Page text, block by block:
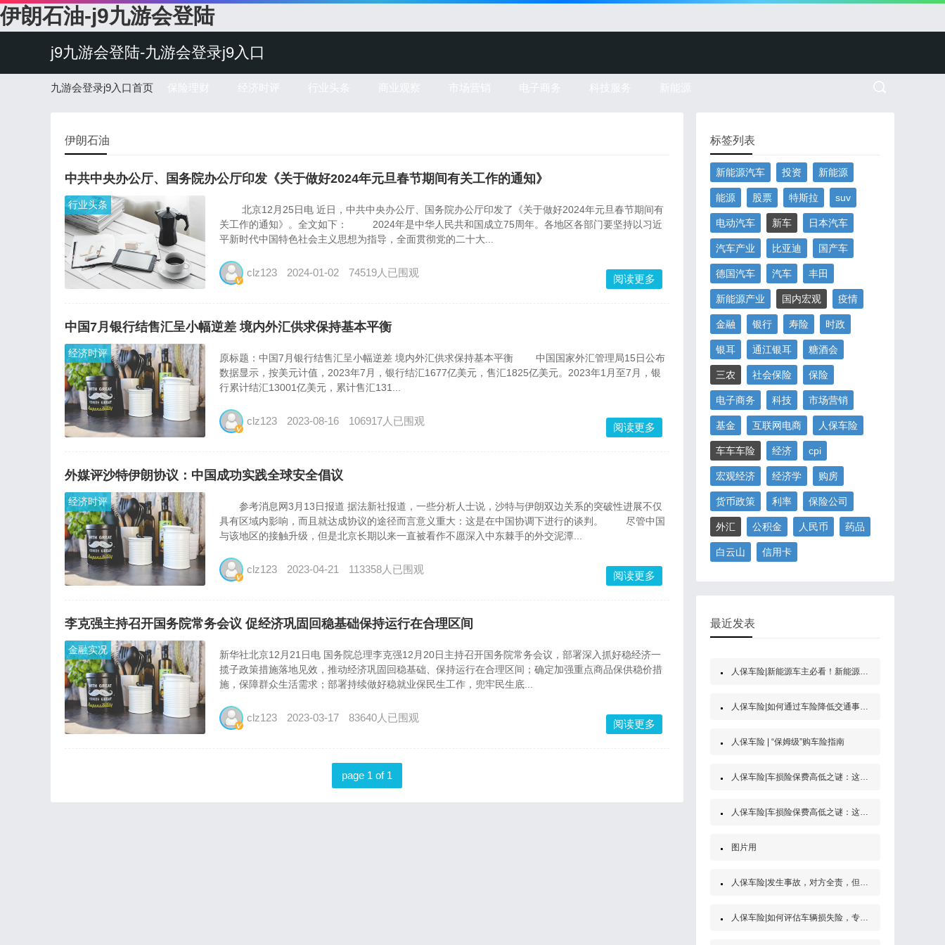
伊朗石油-j9九游会登陆
j9九游会登陆-九游会登录j9入口
九游会登录j9入口首页
伊朗石油
中共中央办公厅、国务院办公厅印发《关于做好2024年元旦春节期间有关工作的通知》
行业头条
北京12月25日电 近日，中共中央办公厅、国务院办公厅印发了《关于做好2024年元旦春节期间有
关工作的通知》。全文如下： 2024年是中华人民共和国成立75周年。各地区各部门要坚持以习近
平新时代中国特色社会主义思想为指导，全面贯彻党的二十大...
clz123 2024-01-02 74519人已围观
阅读更多
中国7月银行结售汇呈小幅逆差 境内外汇供求保持基本平衡
经济时评
原标题：中国7月银行结售汇呈小幅逆差 境内外汇供求保持基本平衡 中国国家外汇管理局15日公布
数据显示，按美元计值，2023年7月，银行结汇1677亿美元，售汇1825亿美元。2023年1月至7月，银
行累计结汇13001亿美元，累计售汇131...
clz123 2023-08-16 106917人已围观
阅读更多
外媒评沙特伊朗协议：中国成功实践全球安全倡议
经济时评
参考消息网3月13日报道 据法新社报道，一些分析人士说，沙特与伊朗双边关系的突破性进展不仅
具有区域内影响，而且就达成协议的途径而言意义重大：这是在中国协调下进行的谈判。 尽管中国
与该地区的接触升级，但是北京长期以来一直被看作不愿深入中东棘手的外交泥潭...
clz123 2023-04-21 113358人已围观
阅读更多
李克强主持召开国务院常务会议 促经济巩固回稳基础保持运行在合理区间
金融实况
新华社北京12月21日电 国务院总理李克强12月20日主持召开国务院常务会议，部署深入抓好稳经济一
揽子政策措施落地见效，推动经济巩固回稳基础、保持运行在合理区间；确定加强重点商品保供稳价措
施，保障群众生活需求；部署持续做好稳就业保民生工作，兜牢民生底...
clz123 2023-03-17 83640人已围观
阅读更多
page 1 of 1
标签列表
新能源汽车 投资 新能源
能源 股票 特斯拉 suv
电动汽车 新车 日本汽车
汽车产业 比亚迪 国产车
德国汽车 汽车 丰田
新能源产业 国内宏观 疫情
金融 银行 寿险 时政
银耳 通江银耳 糖酒会
三农 社会保险 保险
电子商务 科技 市场营销
基金 互联网电商 人保车险
车车车险 经济 cpi
宏观经济 经济学 购房
货币政策 利率 保险公司
外汇 公积金 人民币 药品
白云山 信用卡
最近发表
人保车险|新能源车主必看！新能源汽车第三者责任保险
人保车险|如何通过车险降低交通事故的经济风险？
人保车险 | “保姆级”购车险指南
人保车险|车损险保费高低之谜：这些因素决定了你的保费
人保车险|车损险保费高低之谜：这些因素决定了你的保费
图片用
人保车险|发生事故，对方全责，但是他没买保险怎么办？
人保车险|如何评估车辆损失险，专家为你解答